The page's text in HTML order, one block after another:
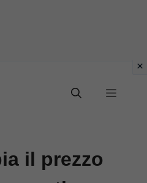
Menu
il prezzo